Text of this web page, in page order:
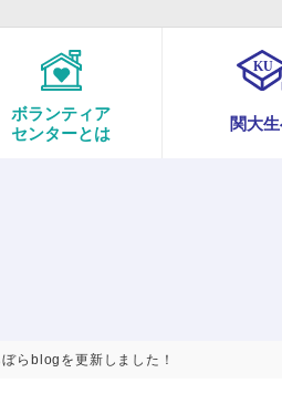
ボランティア
センターとは
関大
らblogを更新しました！